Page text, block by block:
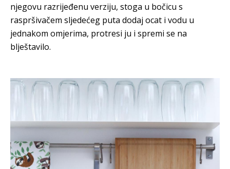
njegovu razrijeđenu verziju, stoga u bočicu s
raspršivačem sljedećeg puta dodaj ocat i vodu u
jednakom omjerima, protresi ju i spremi se na
blještavilo.